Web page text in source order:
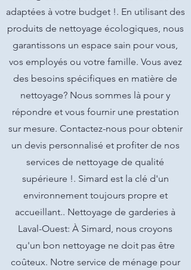
adaptées à votre budget !. En utilisant des
produits de nettoyage écologiques, nous
garantissons un espace sain pour vous,
vos employés ou votre famille. Vous avez
des besoins spécifiques en matière de
nettoyage? Nous sommes là pour y
répondre et vous fournir une prestation
sur mesure. Contactez-nous pour obtenir
un devis personnalisé et profiter de nos
services de nettoyage de qualité
supérieure !. Simard est la clé d'un
environnement toujours propre et
accueillant.. Nettoyage de garderies à
Laval-Ouest: À Simard, nous croyons
qu'un bon nettoyage ne doit pas être
coûteux. Notre service de ménage pour